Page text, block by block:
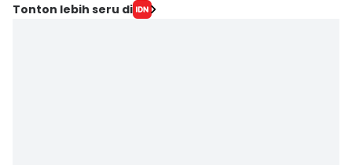
Tonton lebih seru di